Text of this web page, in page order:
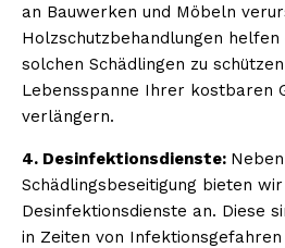
an Bauwerken und Möbeln
Holzschutzbehandlungen
solchen Schädlingen zu
Lebensspanne Ihrer kostbaren
verlängern.
4. Desinfektionsdienste:
Schädlingsbeseitigung bieten
Desinfektionsdienste an. Diese
in Zeiten von Infektionsgefahren